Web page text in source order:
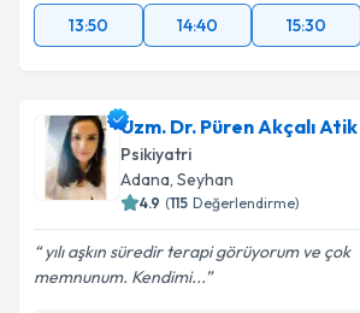
13:50
14:40 15:30
Uzm. Dr. Püren Akçalı Atik
Psikiyatri
Adana, Seyhan
4.9 (115 Değerlendirme)
yılı aşkın süredir terapi görüyorum ve çok
memnunum. Kendimi...